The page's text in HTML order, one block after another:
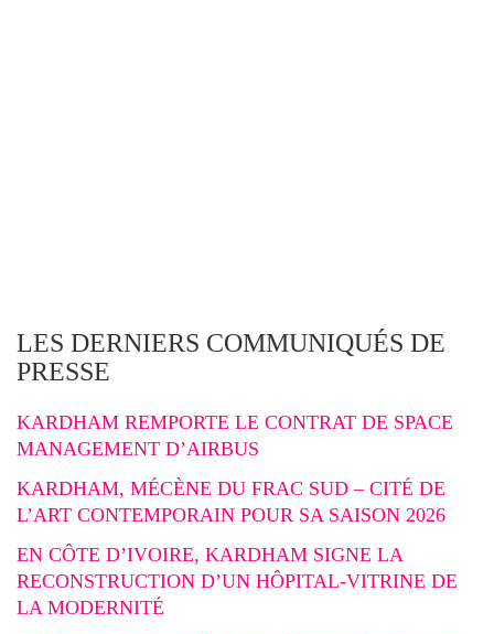
LES DERNIERS COMMUNIQUÉS DE
PRESSE
KARDHAM REMPORTE LE CONTRAT DE SPACE
MANAGEMENT D’AIRBUS
KARDHAM, MÉCÈNE DU FRAC SUD – CITÉ DE
L’ART CONTEMPORAIN POUR SA SAISON 2026
EN CÔTE D’IVOIRE, KARDHAM SIGNE LA
RECONSTRUCTION D’UN HÔPITAL-VITRINE DE
LA MODERNITÉ